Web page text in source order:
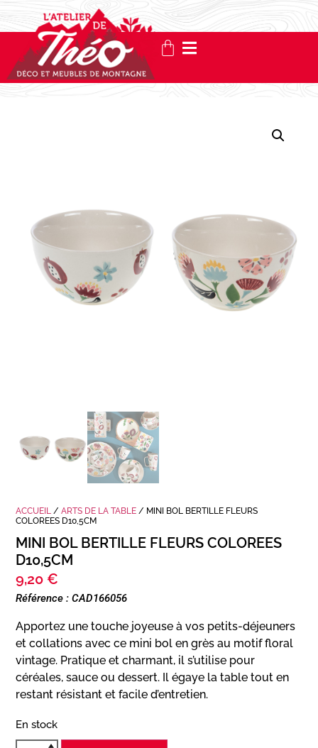
ACCUEIL /ARTS DE LA TABLE / MINI BOL BERTILLE FLEURS
COLOREES D10,5CM
MINI BOL BERTILLE FLEURS COLOREES
D10,5CM
9,20 €
Référence : CAD166056
Apportez une touche joyeuse à vos petits-déjeuners
et collations avec ce mini bol en grès au motif floral
vintage. Pratique et charmant, il s’utilise pour
céréales, sauce ou dessert. Il égaye la table tout en
restant résistant et facile d’entretien.
En stock